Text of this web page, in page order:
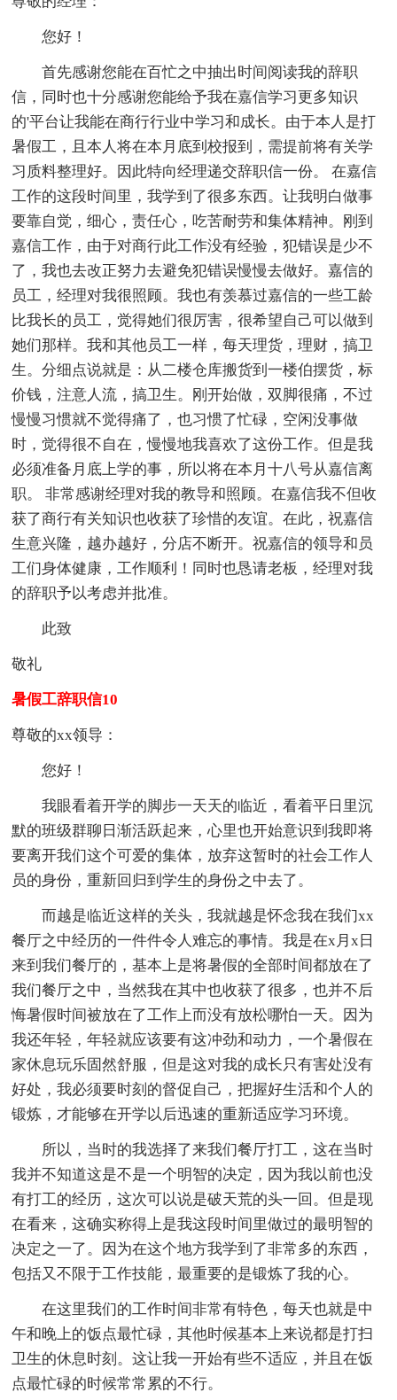
您好！
首先感谢您能在百忙之中抽出时间阅读我的辞职
信，同时也十分感谢您能给予我在嘉信学习更多知识
的'平台让我能在商行行业中学习和成长。由于本人是打
暑假工，且本人将在本月底到校报到，需提前将有关学
习质料整理好。因此特向经理递交辞职信一份。 在嘉信
工作的这段时间里，我学到了很多东西。让我明白做事
要靠自觉，细心，责任心，吃苦耐劳和集体精神。刚到
嘉信工作，由于对商行此工作没有经验，犯错误是少不
了，我也去改正努力去避免犯错误慢慢去做好。嘉信的
员工，经理对我很照顾。我也有羡慕过嘉信的一些工龄
比我长的员工，觉得她们很厉害，很希望自己可以做到
她们那样。我和其他员工一样，每天理货，理财，搞卫
生。分细点说就是：从二楼仓库搬货到一楼伯摆货，标
价钱，注意人流，搞卫生。刚开始做，双脚很痛，不过
慢慢习惯就不觉得痛了，也习惯了忙碌，空闲没事做
时，觉得很不自在，慢慢地我喜欢了这份工作。但是我
必须准备月底上学的事，所以将在本月十八号从嘉信离
职。 非常感谢经理对我的教导和照顾。在嘉信我不但收
获了商行有关知识也收获了珍惜的友谊。在此，祝嘉信
生意兴隆，越办越好，分店不断开。祝嘉信的领导和员
工们身体健康，工作顺利！同时也恳请老板，经理对我
的辞职予以考虑并批准。
此致
敬礼
暑假工辞职信10
尊敬的xx领导：
您好！
我眼看着开学的脚步一天天的临近，看着平日里沉
默的班级群聊日渐活跃起来，心里也开始意识到我即将
要离开我们这个可爱的集体，放弃这暂时的社会工作人
员的身份，重新回归到学生的身份之中去了。
而越是临近这样的关头，我就越是怀念我在我们xx
餐厅之中经历的一件件令人难忘的事情。我是在x月x日
来到我们餐厅的，基本上是将暑假的全部时间都放在了
我们餐厅之中，当然我在其中也收获了很多，也并不后
悔暑假时间被放在了工作上而没有放松哪怕一天。因为
我还年轻，年轻就应该要有这冲劲和动力，一个暑假在
家休息玩乐固然舒服，但是这对我的成长只有害处没有
好处，我必须要时刻的督促自己，把握好生活和个人的
锻炼，才能够在开学以后迅速的重新适应学习环境。
所以，当时的我选择了来我们餐厅打工，这在当时
我并不知道这是不是一个明智的决定，因为我以前也没
有打工的经历，这次可以说是破天荒的头一回。但是现
在看来，这确实称得上是我这段时间里做过的最明智的
决定之一了。因为在这个地方我学到了非常多的东西，
包括又不限于工作技能，最重要的是锻炼了我的心。
在这里我们的工作时间非常有特色，每天也就是中
午和晚上的饭点最忙碌，其他时候基本上来说都是打扫
卫生的休息时刻。这让我一开始有些不适应，并且在饭
点最忙碌的时候常常累的不行。